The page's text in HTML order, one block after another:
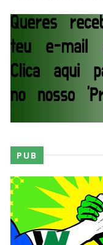
PUB